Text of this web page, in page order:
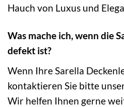
Hauch von Luxus und
Was mache ich, wenn die
defekt ist?
Wenn Ihre Sarella
kontaktieren Sie bitte
Wir helfen Ihnen gerne